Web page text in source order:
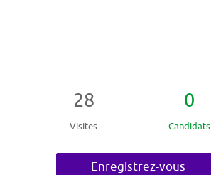
28
Visites
0
Candidats
Enregistrez-vous